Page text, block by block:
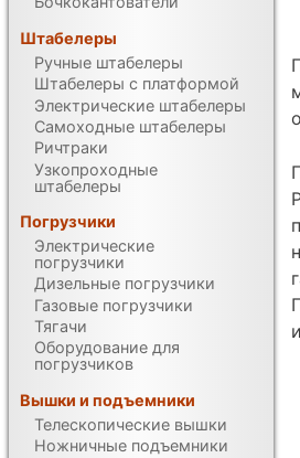
Штабелеры
Ручные штабелеры
Штабелеры с платформой
Электрические штабелеры
Самоходные штабелеры
Ричтраки
Узкопроходные
штабелеры
Погрузчики
Электрические
погрузчики
Дизельные погрузчики
Газовые погрузчики
Тягачи
Оборудование для
погрузчиков
Вышки и подъемники
Телескопические вышки
Ножничные подъемники